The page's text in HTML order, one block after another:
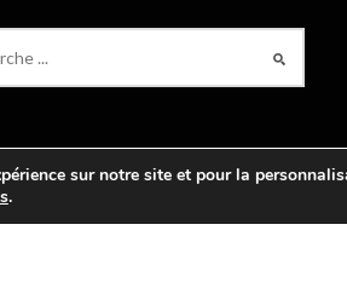
sur notre site et pour la
.